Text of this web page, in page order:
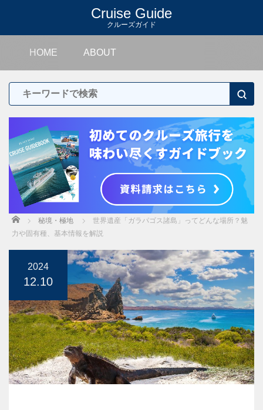
Cruise Guide
クルーズガイド
HOME ABOUT
Home 秘境・極地
世界遺産「ガラパゴス諸島」ってどんな場所？魅
力や固有種、基本情報を解説
2024
12.10